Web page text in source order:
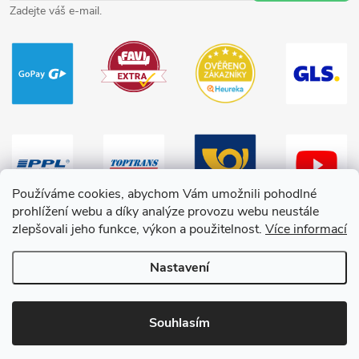
Používáme cookies, abychom Vám umožnili pohodlné
prohlížení webu a díky analýze provozu webu neustále
zlepšovali jeho funkce, výkon a použitelnost. Více informací
Nastavení
Souhlasím
Zadejte váš e-mail.
Vytvořil Shoptet